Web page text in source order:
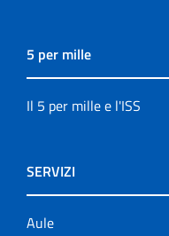
5 per mille
Il 5 per mille e l'ISS
SERVIZI
Aule